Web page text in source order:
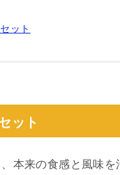
ット
ット
本来の食感と風味を